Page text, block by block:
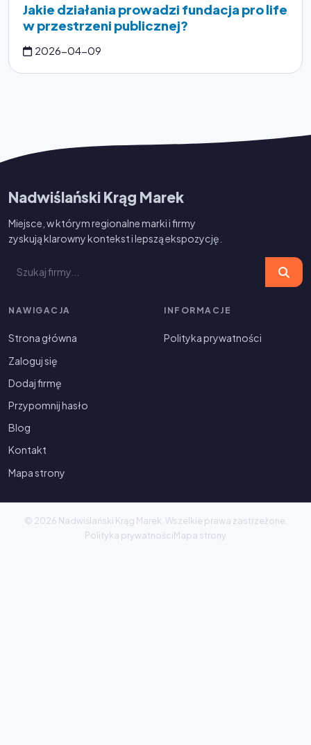
Jakie działania prowadzi fundacja pro life
w przestrzeni publicznej?
2026-04-09
Nadwiślański Krąg Marek
Miejsce, w którym regionalne marki i firmy
zyskują klarowny kontekst i lepszą ekspozycję.
NAWIGACJA
Strona główna
Zaloguj się
Dodaj firmę
Przypomnij hasło
Blog
Kontakt
Mapa strony
INFORMACJE
Polityka prywatności
© 2026 Nadwiślański Krąg Marek. Wszelkie prawa zastrzeżone.
Polityka prywatnościMapa strony